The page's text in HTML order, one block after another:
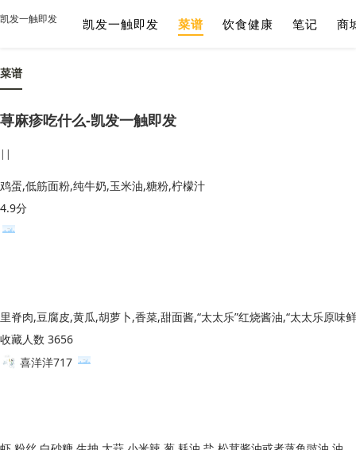
凯发一触即发 凯发一触即发 菜谱 饮食健康 笔记 商
菜谱
荨麻疹吃什么-凯发一触即发
||
鸡蛋,低筋面粉,纯牛奶,玉米油,糖粉,柠檬汁
4.9分
收藏人数 3656
喜洋洋717